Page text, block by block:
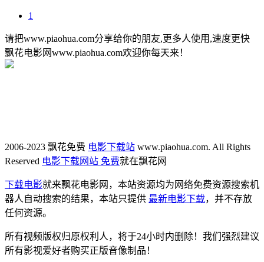
1
请把www.piaohua.com分享给你的朋友,更多人使用,速度更快
飘花电影网www.piaohua.com欢迎你每天来！
2006-2023 飘花免费 电影下载站 www.piaohua.com. All Rights
Reserved 电影下载网站 免费就在飘花网
下载电影就来飘花电影网，本站资源均为网络免费资源搜索机
器人自动搜索的结果，本站只提供 最新电影下载，并不存放
任何资源。
所有视频版权归原权利人，将于24小时内删除！我们强烈建议
所有影视爱好者购买正版音像制品！